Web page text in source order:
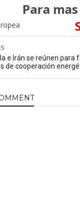
Para
e Irán se reúnen para
de cooperación